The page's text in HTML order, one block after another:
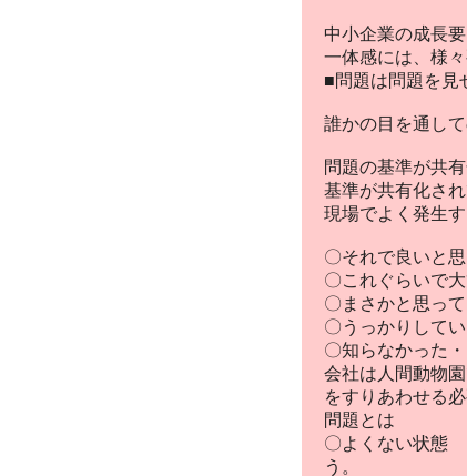
中小企業の成長
一体感には、様
■問題は問題を見
誰かの目を通し
問題の基準が共
基準が共有化さ
現場でよく発生
〇それで良いと
〇これぐらいで
〇まさかと思っ
〇うっかりして
〇知らなかった
会社は人間動物
をすりあわせる必
問題とは
〇よくない状
う。